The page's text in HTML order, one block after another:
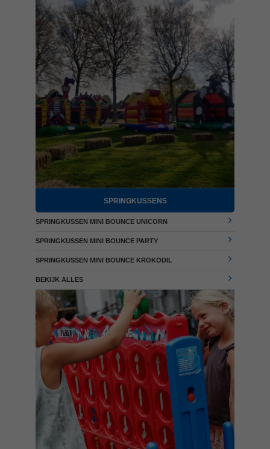
SPRINGKUSSENS
SPRINGKUSSEN MINI BOUNCE UNICORN
SPRINGKUSSEN MINI BOUNCE PARTY
SPRINGKUSSEN MINI BOUNCE KROKODIL
BEKIJK ALLES